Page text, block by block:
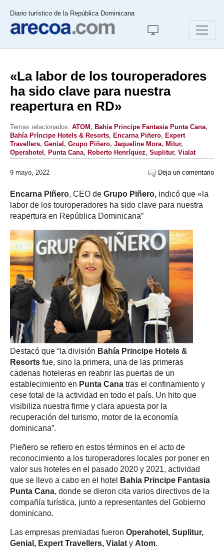
Diario turístico de la República Dominicana
«La labor de los touroperadores
ha sido clave para nuestra
reapertura en RD»
Temas relacionados: ATOM , Bahia Principe Fantasia Punta Cana,
Bahía Príncipe Hotels & Resorts, Encarna Piñero, Expert
Travellers, Genial , Grupo Piñero, Jaqueline Mora, Mitur,
Operahotel , Punta Cana, Roberto Henríquez, Suplitur, Vialat
9 mayo, 2022 Deja un comentario
Encarna Piñero, CEO de Grupo Piñero, indicó que «la
labor de los touroperadores ha sido clave para nuestra
reapertura en República Dominicana”
Destacó que “la división Bahía Principe Hotels &
Resorts fue, sino la primera, una de las primeras
cadenas hoteleras en reabrir las puertas de un
establecimiento en Punta Cana tras el confinamiento y
cese total de la actividad en todo el país. Un hito que
visibiliza nuestra firme y clara apuesta por la
recuperación del turismo, motor de la economía
dominicana”.
Pieñero se refiero en estos términos en el acto de
reconocimiento a los turoperadores locales por poner en
valor sus hoteles en el pasado 2020 y 2021, actividad
que se llevo a cabo en el hotel
Bahia Principe Fantasia
Punta Cana, donde se dieron cita varios directivos de la
compañía turística, junto a representantes del Gobierno
dominicano.
Las empresas premiadas fueron Operahotel, Suplitur,
Genial, Expert Travellers, Vialat y Atom.